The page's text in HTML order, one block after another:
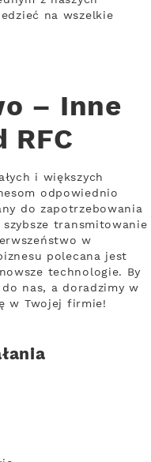
na wszelkie
– Inne
RFC
i większych
odpowiednio
do zapotrzebowania
transmitowanie
w
polecana jest
technologie. By
nas, a doradzimy w
w Twojej firmie!